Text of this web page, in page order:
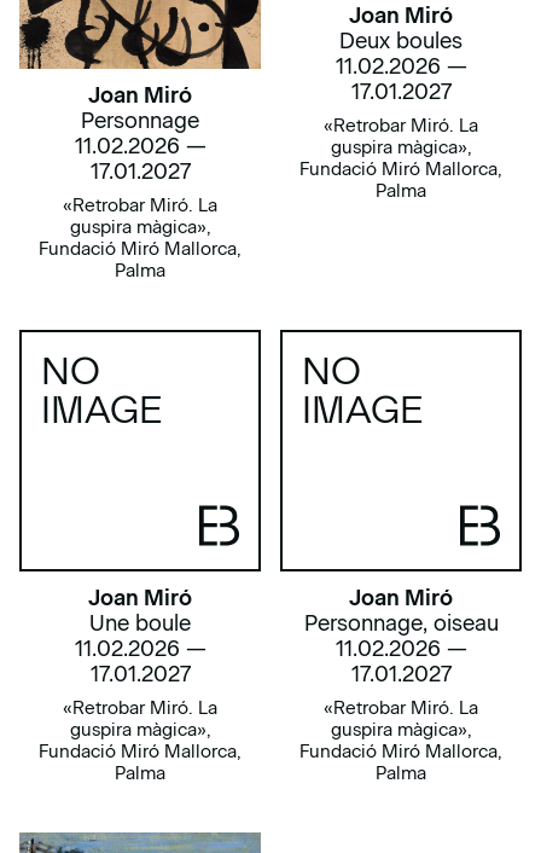
Joan Miró
Personnage
11.02.2026 —
17.01.2027
«Retrobar Miró. La
guspira màgica»,
Fundació Miró Mallorca,
Palma
Joan Miró
Deux boules
11.02.2026 —
17.01.2027
«Retrobar Miró. La
guspira màgica»,
Fundació Miró Mallorca,
Palma
NO
IMAGE
Joan Miró
Une boule
11.02.2026 —
17.01.2027
«Retrobar Miró. La
guspira màgica»,
Fundació Miró Mallorca,
Palma
NO
IMAGE
Joan Miró
Personnage, oiseau
11.02.2026 —
17.01.2027
«Retrobar Miró. La
guspira màgica»,
Fundació Miró Mallorca,
Palma